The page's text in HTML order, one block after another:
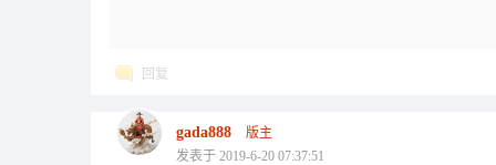
回复
gada888
版主
发表于 2019-6-20 07:37:51